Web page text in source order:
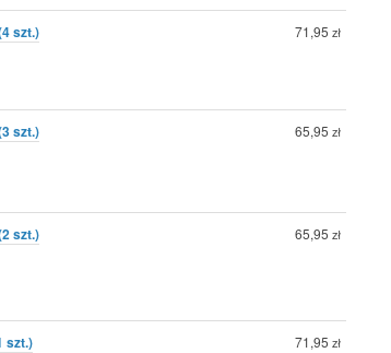
szt.) 71,95 zł
szt.) 65,95 zł
szt.) 65,95 zł
szt.) 71,95 zł